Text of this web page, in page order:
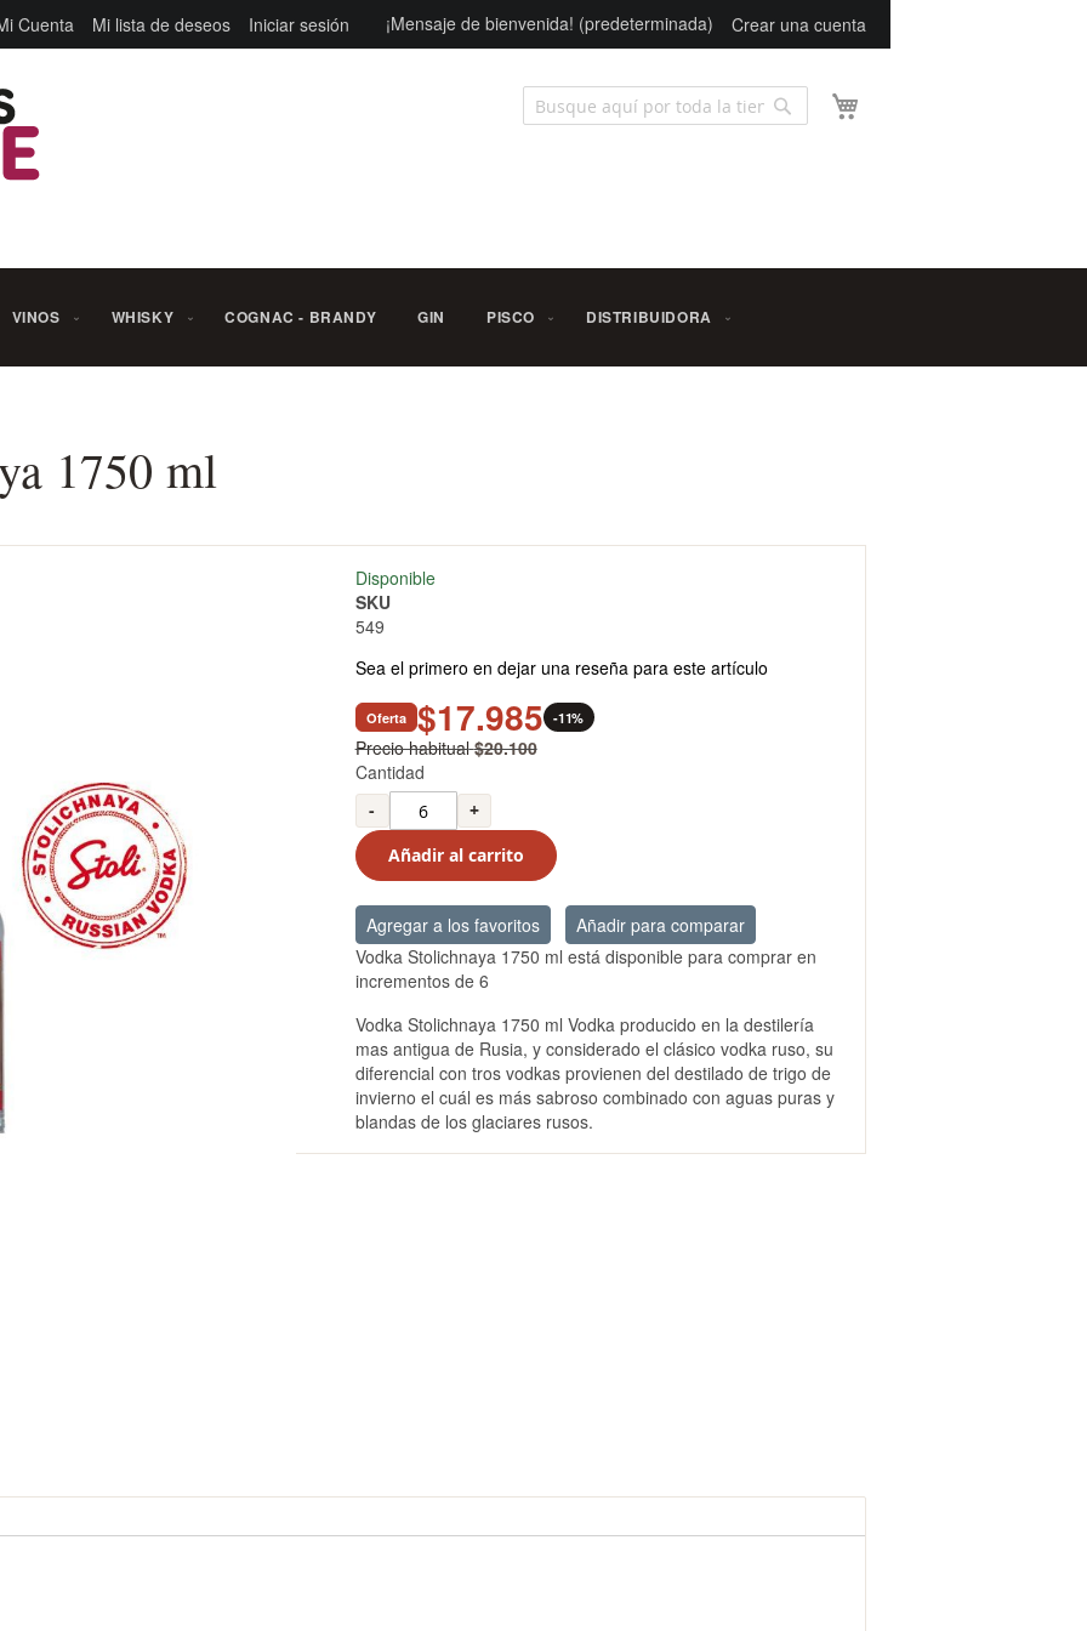
Cuenta Mi lista de deseos Iniciar sesión ¡Mensaje de bienvenida! (predeterminada) Crear una cuenta
Buscar
VINOS WHISKY COGNAC - BRANDY GIN PISCO DISTRIBUIDORA
1750 ml
Disponible
SKU
549
Sea el primero en dejar una reseña para este artículo
Oferta $17.985 -11%
Precio habitual $20.100
Cantidad
-
+
Añadir al carrito
Agregar a los favoritos
Añadir para comparar
Vodka Stolichnaya 1750 ml está disponible para comprar en
incrementos de 6
Vodka Stolichnaya 1750 ml Vodka producido en la destilería
mas antigua de Rusia, y considerado el clásico vodka ruso, su
diferencial con tros vodkas provienen del destilado de trigo de
invierno el cuál es más sabroso combinado con aguas puras y
blandas de los glaciares rusos.